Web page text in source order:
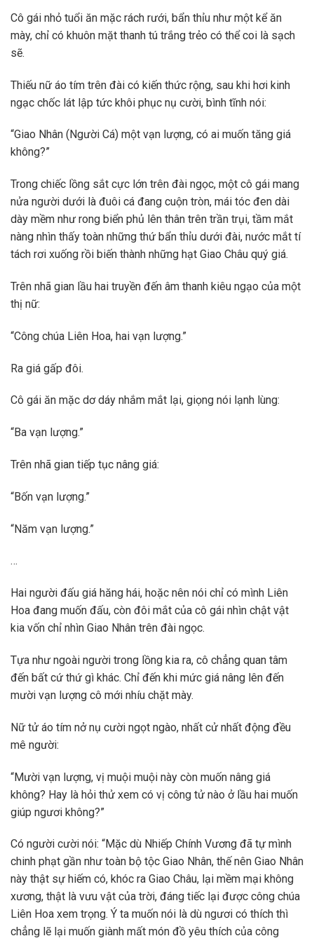
Cô gái nhỏ tuổi ăn mặc rách rưới, bẩn thỉu như một kể ăn
mày, chỉ có khuôn mặt thanh tú trắng trẻo có thể coi là sạch
sẽ.
Thiếu nữ áo tím trên đài có kiến thức rộng, sau khi hơi kinh
ngạc chốc lát lập tức khôi phục nụ cười, bình tĩnh nói:
“Giao Nhân (Người Cá) một vạn lượng, có ai muốn tăng giá
không?”
Trong chiếc lồng sắt cực lớn trên đài ngọc, một cô gái mang
nửa người dưới là đuôi cá đang cuộn tròn, mái tóc đen dài
dày mềm như rong biển phủ lên thân trên trần trụi, tầm mắt
nàng nhìn thấy toàn những thứ bẩn thỉu dưới đài, nước mắt tí
tách rơi xuống rồi biến thành những hạt Giao Châu quý giá.
Trên nhã gian lầu hai truyền đến âm thanh kiêu ngạo của một
thị nữ:
“Công chúa Liên Hoa, hai vạn lượng.”
Ra giá gấp đôi.
Cô gái ăn mặc dơ dáy nhắm mắt lại, giọng nói lạnh lùng:
“Ba vạn lượng.”
Trên nhã gian tiếp tục nâng giá:
“Bốn vạn lượng.”
“Năm vạn lượng.”
…
Hai người đấu giá hăng hái, hoặc nên nói chỉ có mình Liên
Hoa đang muốn đấu, còn đôi mắt của cô gái nhìn chật vật
kia vốn chỉ nhìn Giao Nhân trên đài ngọc.
Tựa như ngoài người trong lồng kia ra, cô chẳng quan tâm
đến bất cứ thứ gì khác. Chỉ đến khi mức giá nâng lên đến
mười vạn lượng cô mới nhíu chặt mày.
Nữ tử áo tím nở nụ cười ngọt ngào, nhất cử nhất động đều
mê người:
“Mười vạn lượng, vị muội muội này còn muốn nâng giá
không? Hay là hỏi thử xem có vị công tử nào ở lầu hai muốn
giúp ngươi không?”
Có người cười nói: “Mặc dù Nhiếp Chính Vương đã tự mình
chinh phạt gần như toàn bộ tộc Giao Nhân, thế nên Giao Nhân
này thật sự hiếm có, khóc ra Giao Châu, lại mềm mại không
xương, thật là vưu vật của trời, đáng tiếc lại được công chúa
Liên Hoa xem trọng. Ý ta muốn nói là dù ngươi có thích thì
chẳng lẽ lại muốn giành mất món đồ yêu thích của công